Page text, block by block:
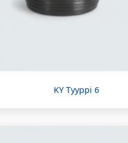
KY Tyyppi 6